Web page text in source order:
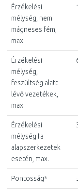
Érzékelési
mélység, nem
mágneses fém,
max.
Érzékelési
mélység,
feszültség alatt
lévő vezetékek,
max.
Érzékelési
mélység fa
alapszerkezetek
esetén, max.
Pontosság*